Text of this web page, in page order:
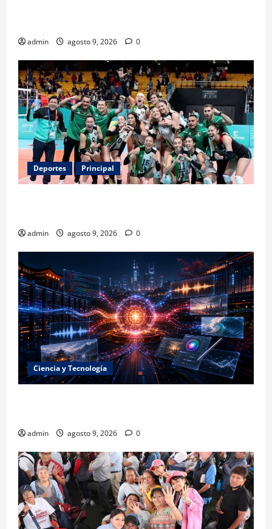
admin agosto 9, 2026 0
Deportes Principal
admin agosto 9, 2026 0
Ciencia y Tecnología
admin agosto 9, 2026 0